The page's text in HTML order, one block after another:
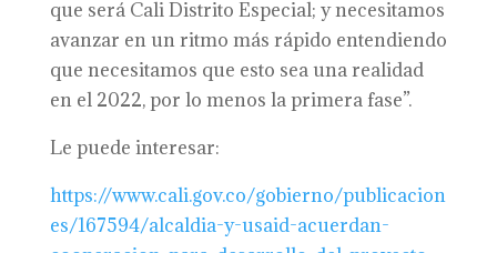
que será Cali Distrito Especial; y necesitamos
avanzar en un ritmo más rápido entendiendo
que necesitamos que esto sea una realidad
en el 2022, por lo menos la primera fase”.
Le puede interesar:
https://www.cali.gov.co/gobierno/publicacion
es/167594/alcaldia-y-usaid-acuerdan-